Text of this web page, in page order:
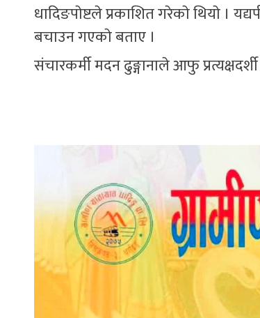
धादिङपाेष्टले प्रकाशित गरेकाे थियाे ।
बचाउन गएकाे बताए ।
संचारकर्मी मदन ढुङ्गानाले आफु